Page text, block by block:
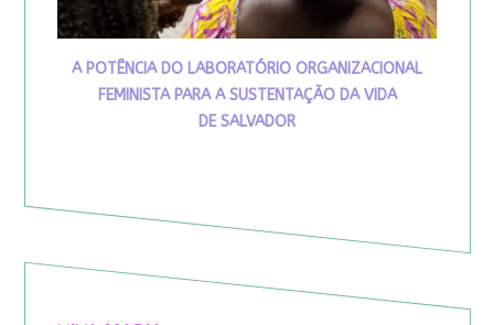
A POTÊNCIA DO LABORATÓRIO ORGANIZACIONAL
FEMINISTA PARA A SUSTENTAÇÃO DA VIDA
DE SALVADOR